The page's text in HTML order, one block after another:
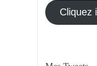
électronique
Cliquez